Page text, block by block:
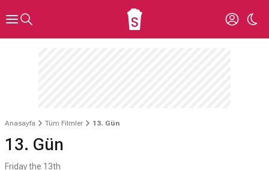
Anasayfa Tüm Filmler 13. Gün
13. Gün
Friday the 13th